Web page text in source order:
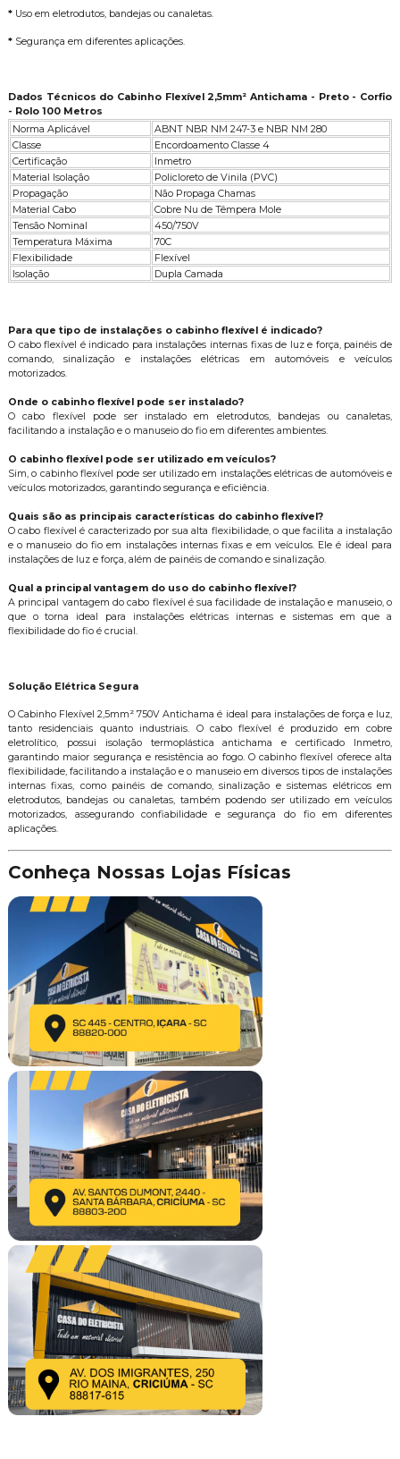
* Uso em eletrodutos, bandejas ou canaletas.
* Segurança em diferentes aplicações.
Dados Técnicos do Cabinho Flexível 2,5mm² Antichama - Preto - Corfio
- Rolo 100 Metros
Norma Aplicável
ABNT NBR NM 247-3 e NBR NM 280
Classe
Encordoamento Classe 4
Certificação
Inmetro
Material Isolação
Policloreto de Vinila (PVC)
Propagação
Não Propaga Chamas
Material Cabo
Cobre Nu de Têmpera Mole
Tensão Nominal
450/750V
Temperatura Máxima
70C
Flexibilidade
Flexível
Isolação
Dupla Camada
Para que tipo de instalações o cabinho flexível é indicado?
O cabo flexível é indicado para instalações internas fixas de luz e força, painéis de
comando, sinalização e instalações elétricas em automóveis e veículos
motorizados.
Onde o cabinho flexível pode ser instalado?
O cabo flexível pode ser instalado em eletrodutos, bandejas ou canaletas,
facilitando a instalação e o manuseio do fio em diferentes ambientes.
O cabinho flexível pode ser utilizado em veículos?
Sim, o cabinho flexível pode ser utilizado em instalações elétricas de automóveis e
veículos motorizados, garantindo segurança e eficiência.
Quais são as principais características do cabinho flexível?
O cabo flexível é caracterizado por sua alta flexibilidade, o que facilita a instalação
e o manuseio do fio em instalações internas fixas e em veículos. Ele é ideal para
instalações de luz e força, além de painéis de comando e sinalização.
Qual a principal vantagem do uso do cabinho flexível?
A principal vantagem do cabo flexível é sua facilidade de instalação e manuseio, o
que o torna ideal para instalações elétricas internas e sistemas em que a
flexibilidade do fio é crucial.
Solução Elétrica Segura
O Cabinho Flexível 2,5mm² 750V Antichama é ideal para instalações de força e luz,
tanto residenciais quanto industriais. O cabo flexível é produzido em cobre
eletrolítico, possui isolação termoplástica antichama e certificado Inmetro,
garantindo maior segurança e resistência ao fogo. O cabinho flexível oferece alta
flexibilidade, facilitando a instalação e o manuseio em diversos tipos de instalações
internas fixas, como painéis de comando, sinalização e sistemas elétricos em
eletrodutos, bandejas ou canaletas, também podendo ser utilizado em veículos
motorizados, assegurando confiabilidade e segurança do fio em diferentes
aplicações.
Conheça Nossas Lojas Físicas